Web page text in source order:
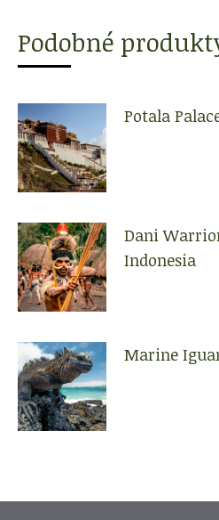
Podobné
Potala
Dani
Indonesia
Marine